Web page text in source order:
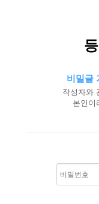
비밀글
작성자와
본인이